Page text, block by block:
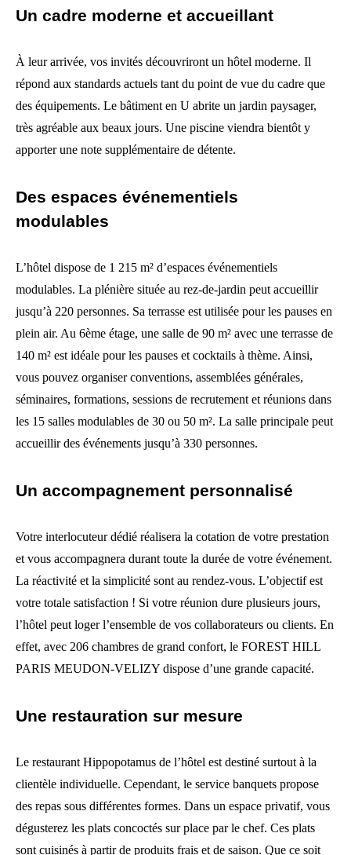
Un cadre moderne et accueillant
À leur arrivée, vos invités découvriront un hôtel moderne. Il
répond aux standards actuels tant du point de vue du cadre que
des équipements. Le bâtiment en U abrite un jardin paysager,
très agréable aux beaux jours. Une piscine viendra bientôt y
apporter une note supplémentaire de détente.
Des espaces événementiels
modulables
L’hôtel dispose de 1 215 m² d’espaces événementiels
modulables. La plénière située au rez-de-jardin peut accueillir
jusqu’à 220 personnes. Sa terrasse est utilisée pour les pauses en
plein air. Au 6ème étage, une salle de 90 m² avec une terrasse de
140 m² est idéale pour les pauses et cocktails à thème. Ainsi,
vous pouvez organiser conventions, assemblées générales,
séminaires, formations, sessions de recrutement et réunions dans
les 15 salles modulables de 30 ou 50 m². La salle principale peut
accueillir des événements jusqu’à 330 personnes.
Un accompagnement personnalisé
Votre interlocuteur dédié réalisera la cotation de votre prestation
et vous accompagnera durant toute la durée de votre événement.
La réactivité et la simplicité sont au rendez-vous. L’objectif est
votre totale satisfaction ! Si votre réunion dure plusieurs jours,
l’hôtel peut loger l’ensemble de vos collaborateurs ou clients. En
effet, avec 206 chambres de grand confort, le FOREST HILL
PARIS MEUDON-VELIZY dispose d’une grande capacité.
Une restauration sur mesure
Le restaurant Hippopotamus de l’hôtel est destiné surtout à la
clientèle individuelle. Cependant, le service banquets propose
des repas sous différentes formes. Dans un espace privatif, vous
dégusterez les plats concoctés sur place par le chef. Ces plats
sont cuisinés à partir de produits frais et de saison. Que ce soit